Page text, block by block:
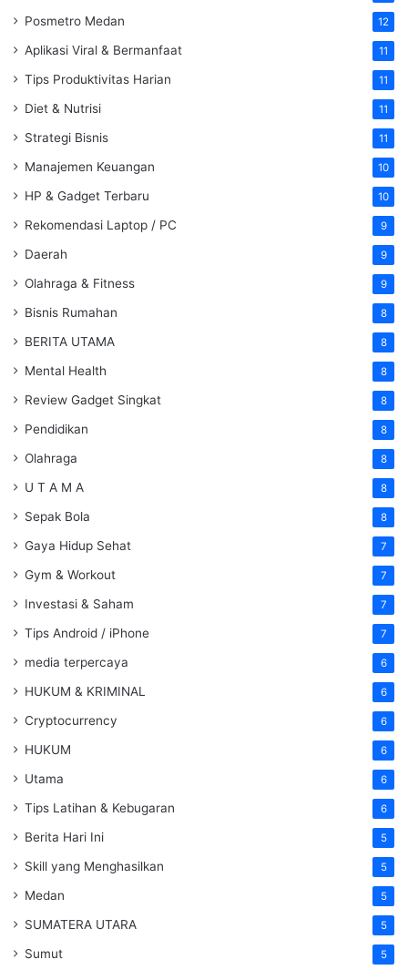
Posmetro Medan 12
Aplikasi Viral & Bermanfaat 11
Tips Produktivitas Harian 11
Diet & Nutrisi 11
Strategi Bisnis 11
Manajemen Keuangan 10
HP & Gadget Terbaru 10
Rekomendasi Laptop / PC 9
Daerah 9
Olahraga & Fitness 9
Bisnis Rumahan 8
BERITA UTAMA 8
Mental Health 8
Review Gadget Singkat 8
Pendidikan 8
Olahraga 8
U T A M A 8
Sepak Bola 8
Gaya Hidup Sehat 7
Gym & Workout 7
Investasi & Saham 7
Tips Android / iPhone 7
media terpercaya 6
HUKUM & KRIMINAL 6
Cryptocurrency 6
HUKUM 6
Utama 6
Tips Latihan & Kebugaran 6
Berita Hari Ini 5
Skill yang Menghasilkan 5
Medan 5
SUMATERA UTARA 5
Sumut 5